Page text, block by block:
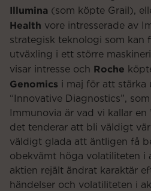
Illumina (som köpte Grail),
Health vore intresserade av
strategisk teknologi som kan
utväxling i ett större
visar intresse och Roche
Genomics i maj för att stärka
“Innovative Diagnostics”,
Immunovia är vad vi kallar en
det tenderar att bli väldigt
väldigt glada att äntligen få
obekvämt höga volatiliteten i
aktien rejält ändrat karaktär
händelser och volatiliteten i